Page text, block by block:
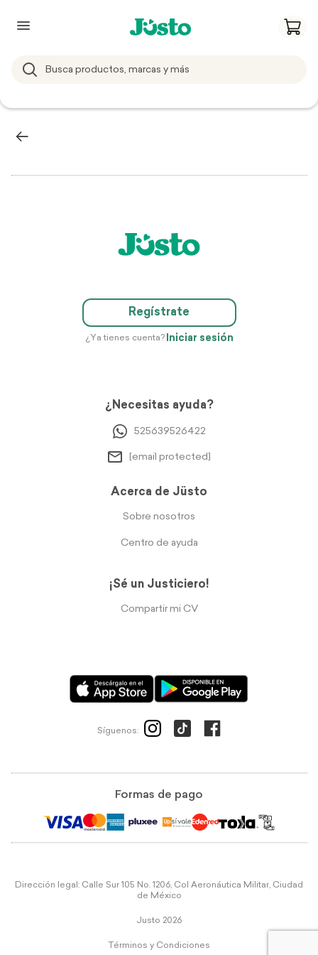
Regístrate
¿Ya tienes cuenta? Iniciar sesión
¿Necesitas ayuda?
525639526422
[email protected]
Acerca de Jüsto
Sobre nosotros
Centro de ayuda
¡Sé un Justiciero!
Compartir mi CV
Síguenos:
Formas de pago
Dirección legal: Calle Sur 105 No. 1206, Col Aeronáutica Militar, Ciudad
de México
Justo 2026
Términos y Condiciones